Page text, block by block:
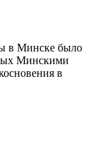
в Минске было
Минскими
в